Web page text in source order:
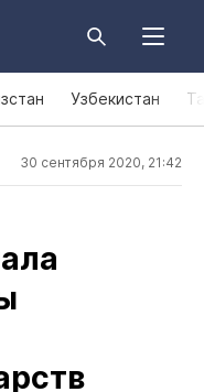
Узбекистан
30 сентября 2020, 21:42